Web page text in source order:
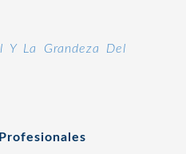
Y La Grandeza Del